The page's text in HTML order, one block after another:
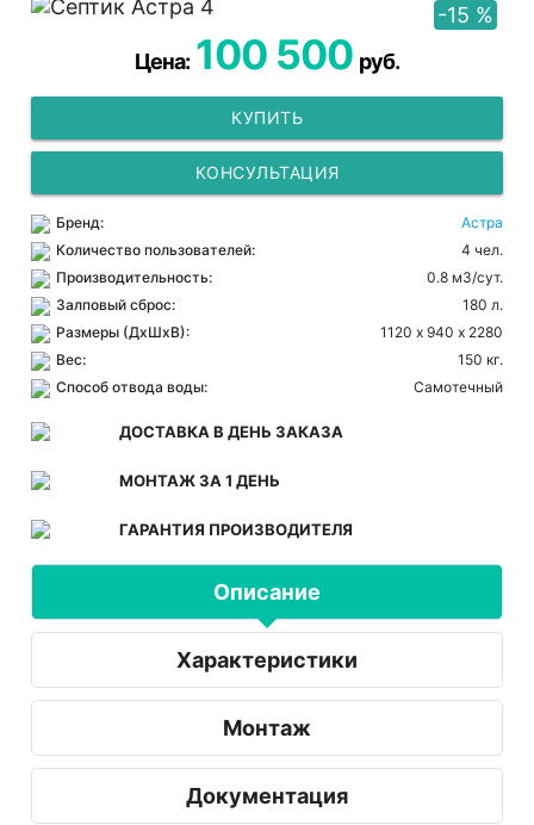
-15 %
Цена: 100 500 руб.
КУПИТЬ
КОНСУЛЬТАЦИЯ
Бренд:
Астра
Количество пользователей:
4 чел.
Производительность:
0.8 м3/сут.
Залповый сброс:
180 л.
Размеры (ДхШхВ):
1120 х 940 х 2280
Вес:
150 кг.
Способ отвода воды:
Самотечный
ДОСТАВКА В ДЕНЬ ЗАКАЗА
МОНТАЖ ЗА 1 ДЕНЬ
ГАРАНТИЯ ПРОИЗВОДИТЕЛЯ
Описание
Характеристики
Монтаж
Документация